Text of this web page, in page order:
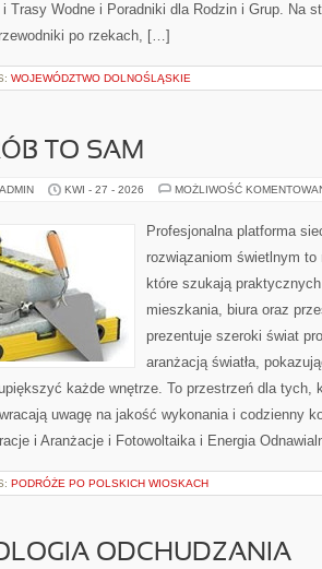
Trasy Wodne i Poradniki dla Rodzin i Grup. Na
po rzekach, […]
WOJEWÓDZTWO DOLNOŚLĄSKIE
TO SAM
KWI - 27 - 2026 MOŻLIWOŚĆ
Profesjonalna platforma
rozwiązaniom świetlnym
które szukają
mieszkania, biura oraz
prezentuje szeroki świat
aranżacją światła,
każde wnętrze. To przestrzeń dla tych,
uwagę na jakość wykonania i codzienny
i Aranżacje i Fotowoltaika i Energia
PODRÓŻE PO POLSKICH WIOSKACH
ODCHUDZANIA